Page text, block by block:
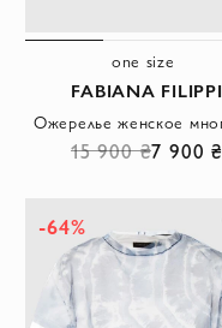
one size
FABIANA FILIPPI
15 900 ₴7 900 ₴
-64%